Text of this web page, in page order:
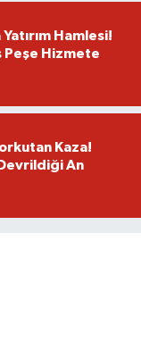
Hamlesi!
Peşe Hizmete
Kaza!
An